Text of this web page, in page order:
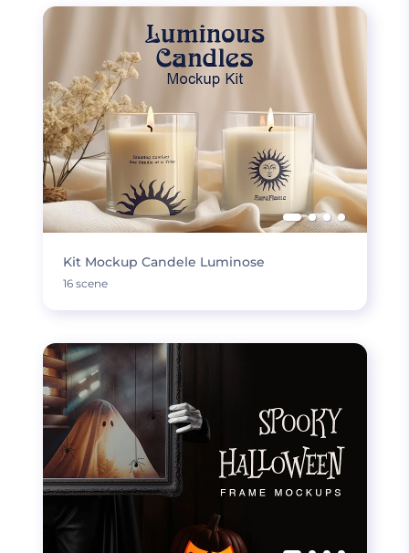
Kit Mockup Candele Luminose
16 scene